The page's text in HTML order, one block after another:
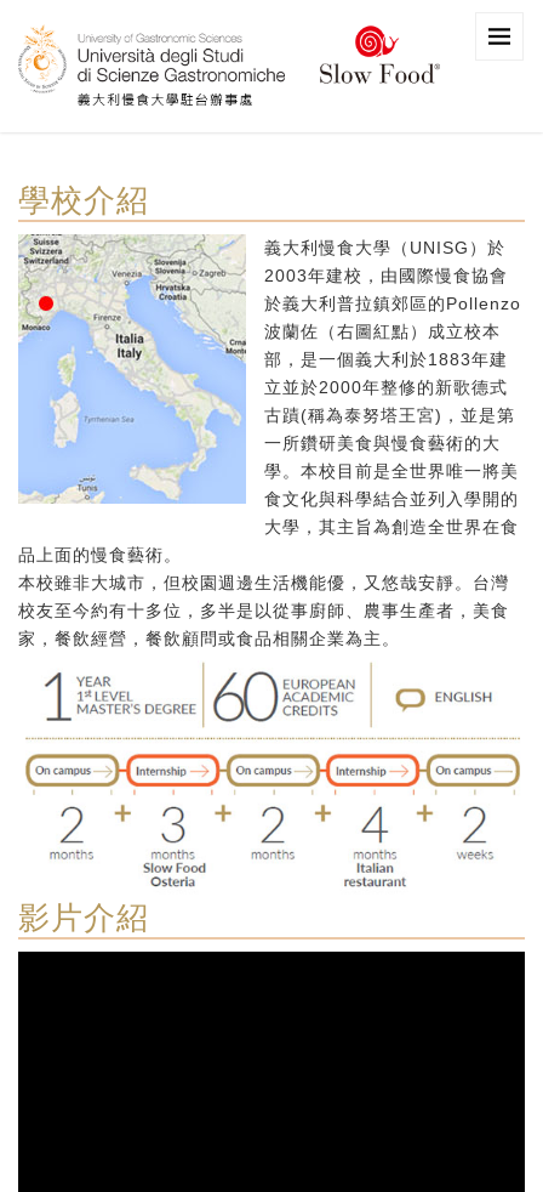
學校介紹
義大利慢食大學（UNISG）於
2003年建校，由國際慢食協會
於義大利普拉鎮郊區的Pollenzo
波蘭佐（右圖紅點）成立校本
部，是一個義大利於1883年建
立並於2000年整修的新歌德式
古蹟(稱為泰努塔王宮)，並是第
一所鑽研美食與慢食藝術的大
學。本校目前是全世界唯一將美
食文化與科學結合並列入學開的
大學，其主旨為創造全世界在食
品上面的慢食藝術。
本校雖非大城市，但校園週邊生活機能優，又悠哉安靜。台灣
校友至今約有十多位，多半是以從事廚師、農事生產者，美食
家，餐飲經營，餐飲顧問或食品相關企業為主。
影片介紹